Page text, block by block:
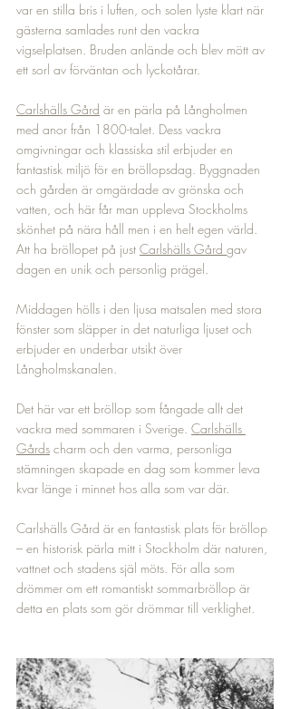
var en stilla bris i luften, och solen lyste klart när
gästerna samlades runt den vackra
vigselplatsen. Bruden anlände och blev mött av
ett sorl av förväntan och lyckotårar.
Carlshälls Gård är en pärla på Långholmen
med anor från 1800-talet. Dess vackra
omgivningar och klassiska stil erbjuder en
fantastisk miljö för en bröllopsdag. Byggnaden
och gården är omgärdade av grönska och
vatten, och här får man uppleva Stockholms
skönhet på nära håll men i en helt egen värld.
Att ha bröllopet på just Carlshälls Gård gav
dagen en unik och personlig prägel.
Middagen hölls i den ljusa matsalen med stora
fönster som släpper in det naturliga ljuset och
erbjuder en underbar utsikt över
Långholmskanalen.
Det här var ett bröllop som fångade allt det
vackra med sommaren i Sverige. Carlshälls
Gårds charm och den varma, personliga
stämningen skapade en dag som kommer leva
kvar länge i minnet hos alla som var där.
Carlshälls Gård är en fantastisk plats för bröllop
– en historisk pärla mitt i Stockholm där naturen,
vattnet och stadens själ möts. För alla som
drömmer om ett romantiskt sommarbröllop är
detta en plats som gör drömmar till verklighet.